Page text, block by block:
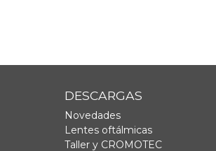
DESCARGAS
Novedades
Lentes oftálmicas
Taller y CROMOTEC